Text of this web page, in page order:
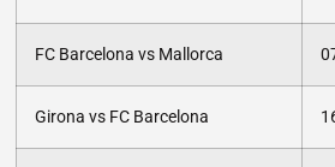
FC Barcelona vs Mallorca
Girona vs FC Barcelona